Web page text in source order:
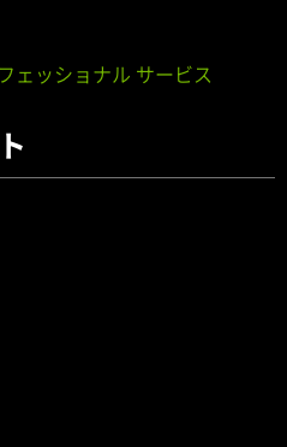
ェッショナル サービス